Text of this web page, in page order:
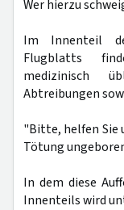
Wer hierzu
Im Innenteil
Flugblatts
medizinisch
Abtreibungen
"Bitte, helfen Sie
Tötung
In dem diese
Innenteils wird